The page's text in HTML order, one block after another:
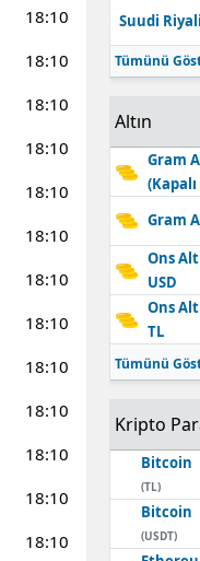
18:10
18:10
18:10
18:10
18:10
18:10
18:10
18:10
18:10
18:10
18:10
18:10
18:10
Suudi Riyali
Tümünü
Altın
Gram
(Kapalı
Gram
Ons
USD
Ons
TL
Tümünü
Kripto
Bitcoin
(TL)
Bitcoin
(USDT)